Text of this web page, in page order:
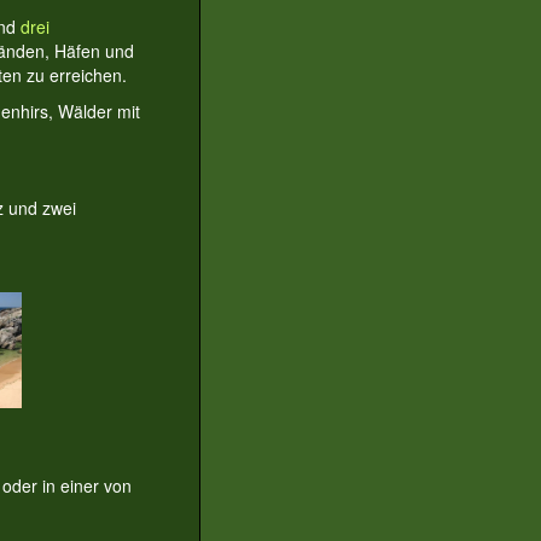
drei
Häfen und
zu erreichen.
Wälder mit
und zwei
in einer von